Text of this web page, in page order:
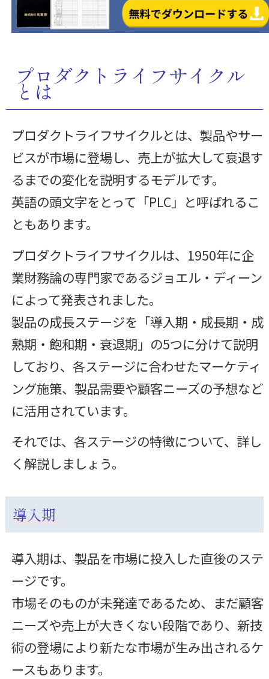
プロダクトライフサイクル
とは
プロダクトライフサイクルとは、製品やサー
ビスが市場に登場し、売上が拡大して衰退す
るまでの変化を説明するモデルです。
英語の頭文字をとって「PLC」と呼ばれるこ
ともあります。
プロダクトライフサイクルは、1950年に企
業財務論の専門家であるジョエル・ディーン
によって発表されました。
製品の成長ステージを「導入期・成長期・成
熟期・飽和期・衰退期」の5つに分けて説明
しており、各ステージに合わせたマーケティ
ング施策、製品需要や顧客ニーズの予想など
に活用されています。
それでは、各ステージの特徴について、詳し
く解説しましょう。
導入期
導入期は、製品を市場に投入した直後のステ
ージです。
市場そのものが未発達であるため、まだ顧客
ニーズや売上が大きくない段階であり、新技
術の登場により新たな市場が生み出されるケ
ースもあります。